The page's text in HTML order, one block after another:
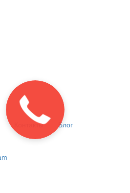
Контакты
Блог